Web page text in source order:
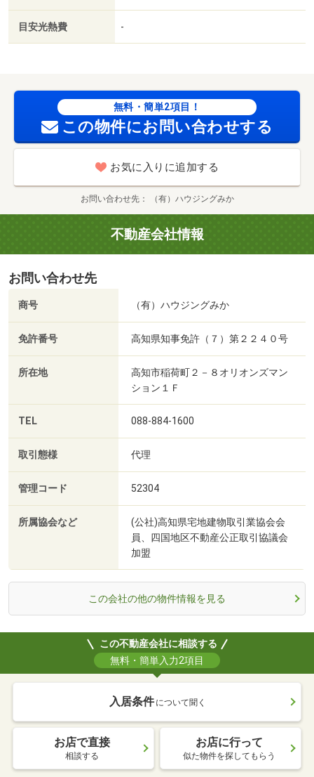
目安光熱費 -
無料・簡単2項目！
この物件にお問い合わせする
お気に入りに追加する
お問い合わせ先 （有）ハウジングみか
不動産会社情報
お問い合わせ先
商号 （有）ハウジングみか
免許番号 高知県知事免許（７）第２２４０号
所在地
高知市稲荷町２－８オリオンズマン
ション１Ｆ
TEL 088-884-1600
取引態様 代理
管理コード 52304
所属協会など
(公社)高知県宅地建物取引業協会会
員、四国地区不動産公正取引協議会
加盟
この会社の他の物件情報を見る
この不動産会社に相談する
無料・簡単入力2項目
入居条件 について聞く
お店で直接
相談する
お店に行って
似た物件を探してもらう